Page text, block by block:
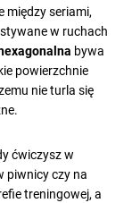
między seriami,
w ruchach
hexagonalna bywa
powierzchnie
nie turla się
ćwiczysz w
piwnicy czy na
treningowej, a